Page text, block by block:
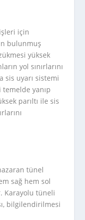
için
bulunmuş
yüksek
yol sınırlarını
sis uyarı sistemi
yanıp
parıltı ile sis
tünel
sağ hem sol
Karayolu tüneli
bilgilendirilmesi